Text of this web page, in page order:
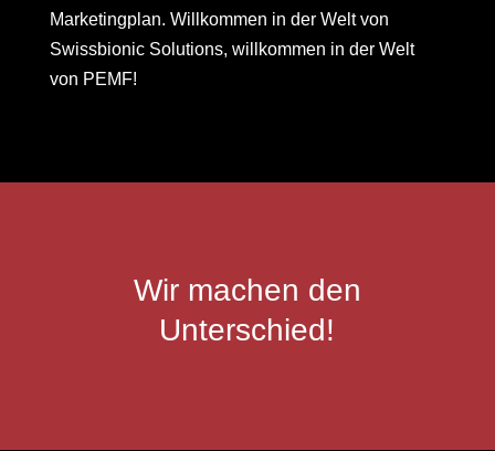
Marketingplan. Willkommen in der Welt von
Swissbionic Solutions, willkommen in der Welt
von PEMF!
Wir machen den
Unterschied!